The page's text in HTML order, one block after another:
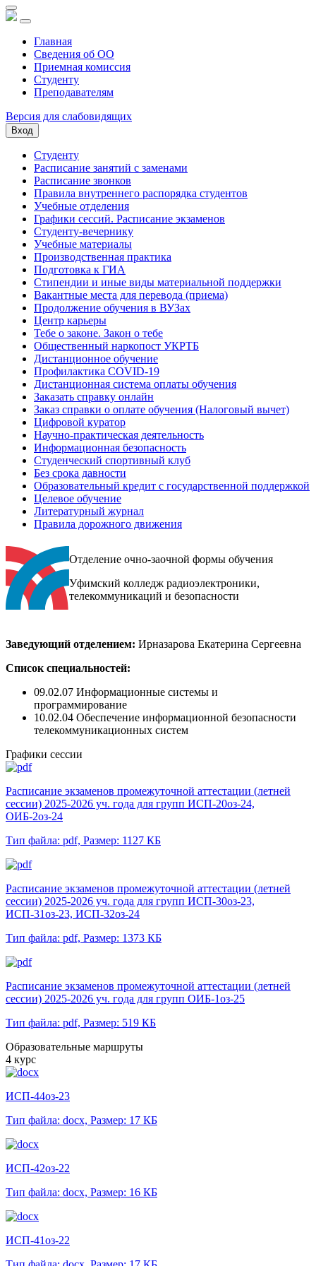
Главная
Сведения об ОО
Приемная комиссия
Студенту
Преподавателям
Версия для слабовидящих
Вход
Студенту
Расписание занятий с заменами
Расписание звонков
Правила внутреннего распорядка студентов
Учебные отделения
Графики сессий. Расписание экзаменов
Студенту-вечернику
Учебные материалы
Производственная практика
Подготовка к ГИА
Стипендии и иные виды материальной поддержки
Вакантные места для перевода (приема)
Продолжение обучения в ВУЗах
Центр карьеры
Тебе о законе. Закон о тебе
Общественный наркопост УКРТБ
Дистанционное обучение
Профилактика COVID-19
Дистанционная система оплаты обучения
Заказать справку онлайн
Заказ справки о оплате обучения (Налоговый вычет)
Цифровой куратор
Научно-практическая деятельность
Информационная безопасность
Студенческий спортивный клуб
Без срока давности
Образовательный кредит с государственной поддержкой
Целевое обучение
Литературный журнал
Правила дорожного движения
Отделение очно-заочной формы обучения
Уфимский колледж радиоэлектроники,
телекоммуникаций и безопасности
Заведующий отделением: Ирназарова Екатерина Сергеевна
Список специальностей:
09.02.07 Информационные системы и
программирование
10.02.04 Обеспечение информационной безопасности
телекоммуникационных систем
Графики сессии
Расписание экзаменов промежуточной аттестации (летней
сессии) 2025-2026 уч. года для групп ИСП-20оз-24,
ОИБ-2оз-24
Тип файла: pdf, Размер: 1127 КБ
Расписание экзаменов промежуточной аттестации (летней
сессии) 2025-2026 уч. года для групп ИСП-30оз-23,
ИСП-31оз-23, ИСП-32оз-24
Тип файла: pdf, Размер: 1373 КБ
Расписание экзаменов промежуточной аттестации (летней
сессии) 2025-2026 уч. года для групп ОИБ-1оз-25
Тип файла: pdf, Размер: 519 КБ
Образовательные маршруты
4 курс
ИСП-44оз-23
Тип файла: docx, Размер: 17 КБ
ИСП-42оз-22
Тип файла: docx, Размер: 16 КБ
ИСП-41оз-22